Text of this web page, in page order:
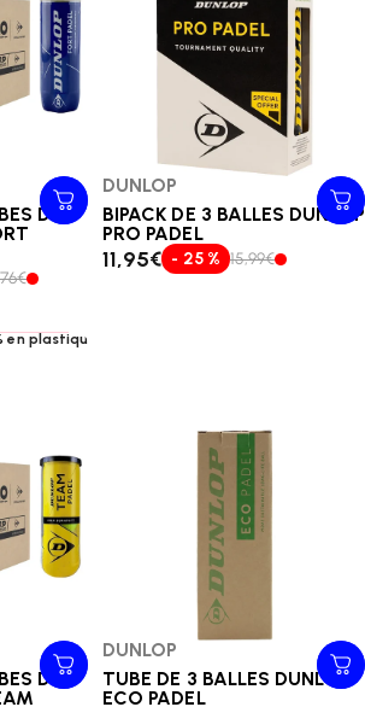
DE 3
en plastique recyclé + couvercle et papier recyclés
Distributeur:
DUNLOP
BIPACK DE 3 BALLES DUNLOP
PRO PADEL
11,95€ - 25 % 15,99€
DE 3
Distributeur:
DUNLOP
TUBE DE 3 BALLES DUNLOP
ECO PADEL